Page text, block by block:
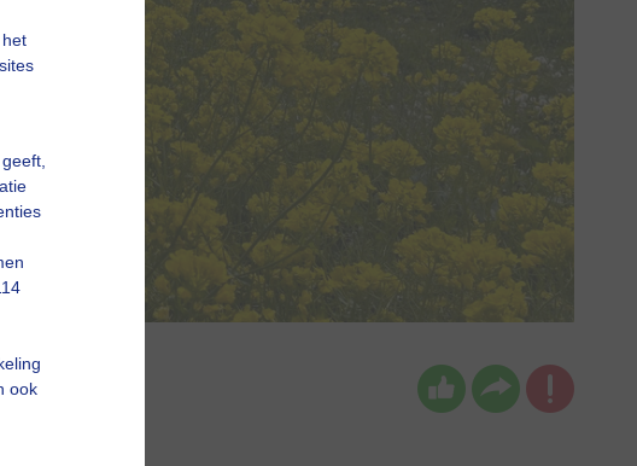
ook
dag